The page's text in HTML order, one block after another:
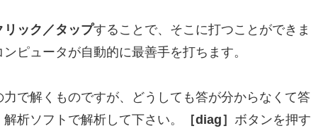
ック／タップすることで、そこに打つことができま
ピュータが自動的に最善手を打ちます。
力で解くものですが、どうしても答が分からなくて答
析ソフトで解析して下さい。
［diag］ ボタンを押す